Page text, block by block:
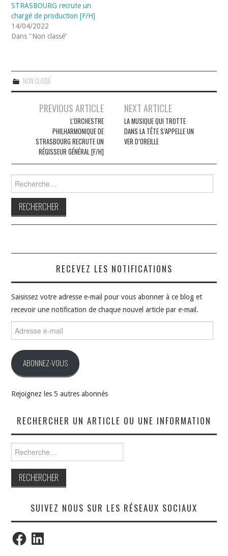
STRASBOURG recrute un
chargé de production [F/H]
14/04/2022
Dans "Non classé"
NON CLASSÉ
Navigation
articles
PREVIOUS ARTICLE
L'ORCHESTRE
PHILHARMONIQUE DE
STRASBOURG RECRUTE UN
RÉGISSEUR GÉNÉRAL [F/H]
NEXT ARTICLE
LA MUSIQUE QUI TROTTE
DANS LA TÊTE S’APPELLE UN
VER D’OREILLE
RECEVEZ LES NOTIFICATIONS
Saisissez votre adresse e-mail pour vous abonner à ce blog et
recevoir une notification de chaque nouvel article par e-mail.
e-
ABONNEZ-VOUS
Rejoignez les 5 autres abonnés
RECHERCHER UN ARTICLE OU UNE INFORMATION
SUIVEZ NOUS SUR LES RÉSEAUX SOCIAUX
FacebookLinkedIn